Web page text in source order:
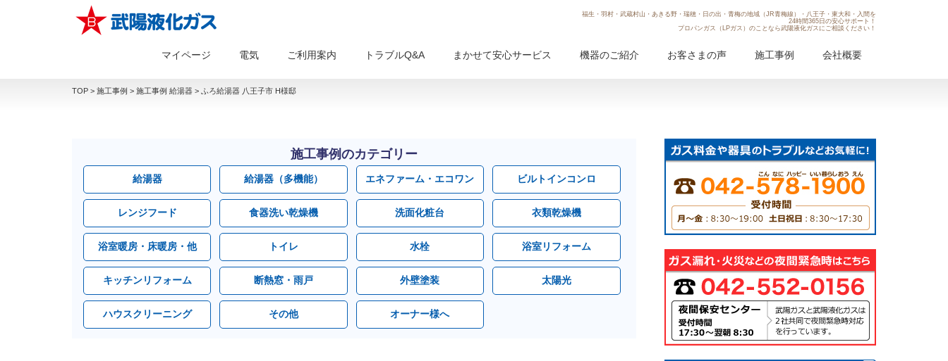
福生・羽村・武蔵村山・あきる野・瑞穂・日の出・青梅の地域（JR青梅線）・八王子・東大和・入間を
24時間365日の安心サポート！
プロパンガス（LPガス）のことなら武陽液化ガスにご相談ください！
マイページ 電気 ご利用案内 トラブルQ&A まかせて安心サービス 機器のご紹介 お客さまの声 施工事例 会社概要
TOP > 施工事例 > 施工事例 給湯器 > ふろ給湯器 八王子市 H様邸
施工事例のカテゴリー
給湯器 給湯器（多機能） エネファーム・エコワン ビルトインコンロ
レンジフード 食器洗い乾燥機 洗面化粧台 衣類乾燥機
浴室暖房・床暖房・他 トイレ 水栓 浴室リフォーム
キッチンリフォーム 断熱窓・雨戸 外壁塗装 太陽光
ハウスクリーニング その他 オーナー様へ